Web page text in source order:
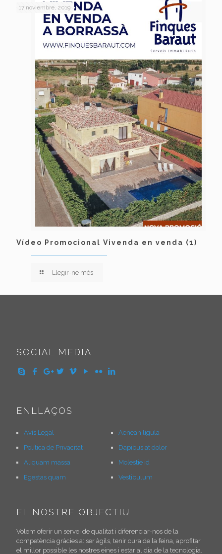
17 noviembre, 2019
Vídeo Promocional Vivenda en venda (1)
Llegir-ne més
SOCIAL MEDIA
ENLLAÇOS
Avís Legal
Política de Privacitat
Aliquam massa
Egestas quam
Aenean ligula
Dapibus at dolor
Molestie id
Vestibulum
EL NOSTRE OBJECTIU
Volem oferir un servei de qualitat i diferenciar-nos de la
competència gràcies a: ser àgils, tenir cura de la feina, aprofitar
el millor possible les nostres eines i estar al dia de la tecnologia.